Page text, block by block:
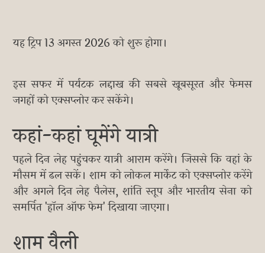
यह ट्रिप 13 अगस्त 2026 को शुरू होगा।
इस सफर में पर्यटक लद्दाख की सबसे खूबसूरत और फेमस
जगहों को एक्सप्लोर कर सकेंगे।
कहां-कहां घूमेंगे यात्री
पहले दिन लेह पहुंचकर यात्री आराम करेंगे। जिससे कि वहां के
मौसम में ढल सकें। शाम को लोकल मार्केट को एक्सप्लोर करेंगे
और अगले दिन लेह पैलेस, शांति स्तूप और भारतीय सेना को
समर्पित 'हॉल ऑफ फेम' दिखाया जाएगा।
शाम वैली